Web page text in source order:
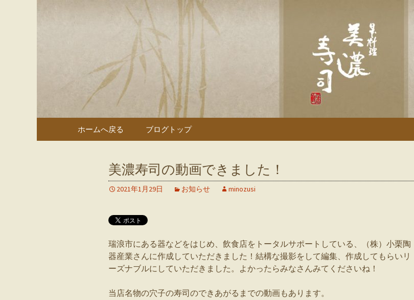
多治見、土岐の寿司・
のブログ
多治見、土岐の寿司・和食「美濃寿司」のブログです
コンテンツへ移動
ホームへ戻る ブログトップ
美濃寿司の動画できました！
2021年1月29日 お知らせ minozusi
瑞浪市にある器などをはじめ、飲食店をトータルサポートしている、（株）小栗陶
器産業さんに作成していただきました！結構な撮影をして編集、作成してもらいリ
ーズナブルにしていただきました。よかったらみなさんみてくださいね！
当店名物の穴子の寿司のできあがるまでの動画もあります。